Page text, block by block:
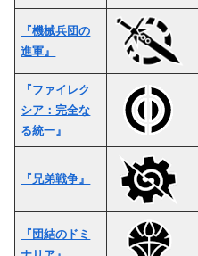
『機械兵団の
進軍』
『ファイレク
シア：完全な
る統一』
『兄弟戦争』
『団結のドミ